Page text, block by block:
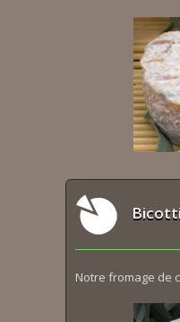
Notre fromage de